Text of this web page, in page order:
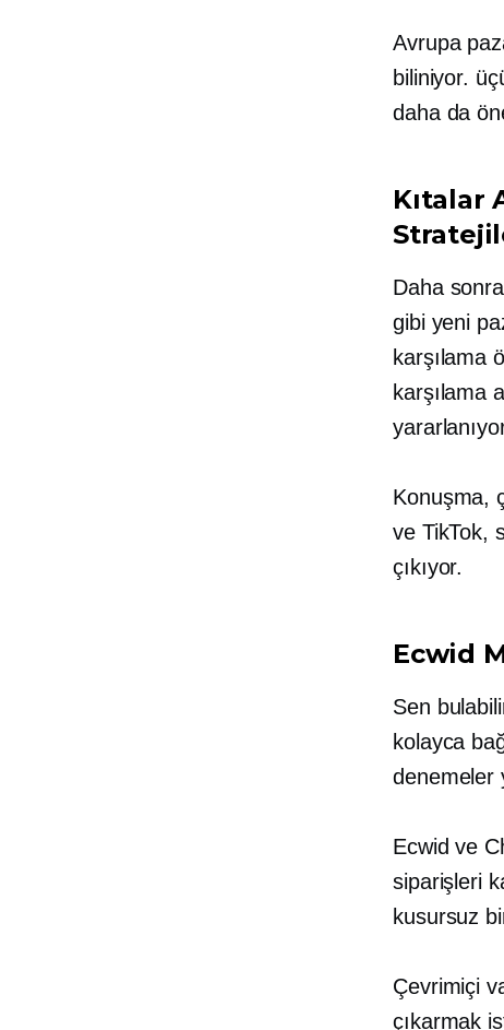
Avrupa
biliniyor.
daha da
Kıtalar
Daha
gibi yeni
karşılama
karşılama
Konuşma,
ve TikTok,
çıkıyor.
Ecwid
Sen
kolayca
denemeler
Ecwid ve
siparişleri
kusursuz
Çevrimiçi
çıkarmak